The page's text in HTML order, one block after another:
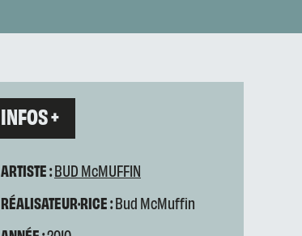
INFOS +
ARTISTE :BUD McMUFFIN
RÉALISATEUR·RICE :Bud McMuffin